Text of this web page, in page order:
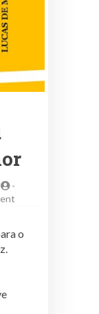
-
falando
o